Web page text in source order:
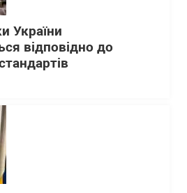
України
відповідно до